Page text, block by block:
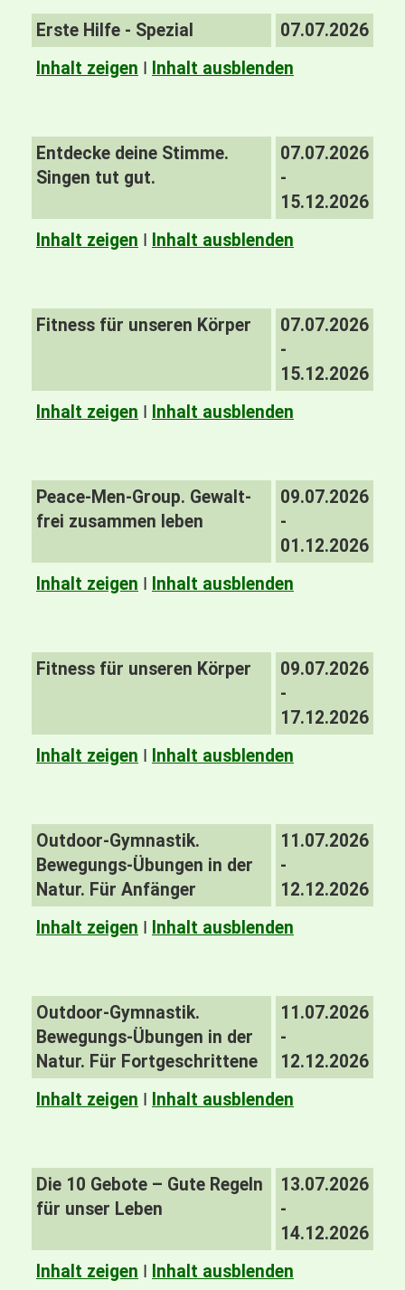
Erste Hilfe - Spezial
07.07.2026
Inhalt zeigen I Inhalt ausblenden
Entdecke deine Stimme.
Singen tut gut.
07.07.2026
-
15.12.2026
Inhalt zeigen I Inhalt ausblenden
Fitness für unseren Körper
07.07.2026
-
15.12.2026
Inhalt zeigen I Inhalt ausblenden
Peace-Men-Group. Gewalt-
frei zusammen leben
09.07.2026
-
01.12.2026
Inhalt zeigen I Inhalt ausblenden
Fitness für unseren Körper
09.07.2026
-
17.12.2026
Inhalt zeigen I Inhalt ausblenden
Outdoor-Gymnastik.
Bewegungs-Übungen in der
Natur. Für Anfänger
11.07.2026
-
12.12.2026
Inhalt zeigen I Inhalt ausblenden
Outdoor-Gymnastik.
Bewegungs-Übungen in der
Natur. Für Fortgeschrittene
11.07.2026
-
12.12.2026
Inhalt zeigen I Inhalt ausblenden
Die 10 Gebote – Gute Regeln
für unser Leben
13.07.2026
-
14.12.2026
Inhalt zeigen I Inhalt ausblenden